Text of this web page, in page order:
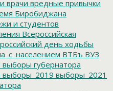
врачи вредные привычки
Биробиджана
и студентов
Всероссийская
день ходьбы
ВТБъ ВУЗ
выборы губернатора
выборы_2019 выборы_2021